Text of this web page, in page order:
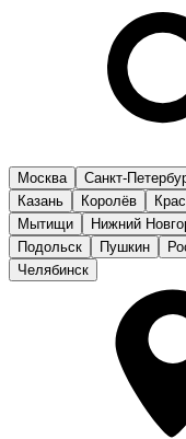
Москва Санкт-
Казань
Королёв
Мытищи
Нижний
Подольск
Пушкин
Челябинск